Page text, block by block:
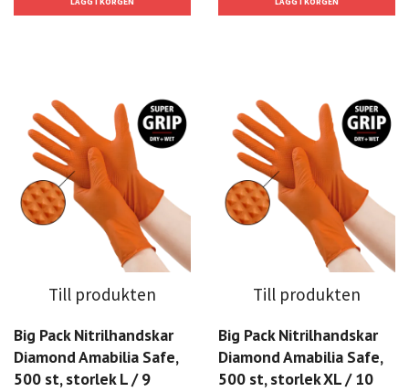
Till produkten
Big Pack Nitrilhandskar
Diamond Amabilia Safe,
500 st, storlek L / 9
Till produkten
Big Pack Nitrilhandskar
Diamond Amabilia Safe,
500 st, storlek XL / 10